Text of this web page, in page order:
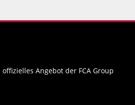
Angebot der FCA Group